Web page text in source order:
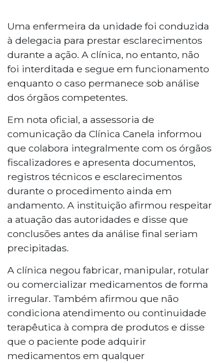
Uma enfermeira da unidade foi conduzida
à delegacia para prestar esclarecimentos
durante a ação. A clínica, no entanto, não
foi interditada e segue em funcionamento
enquanto o caso permanece sob análise
dos órgãos competentes.
Em nota oficial, a assessoria de
comunicação da Clínica Canela informou
que colabora integralmente com os órgãos
fiscalizadores e apresenta documentos,
registros técnicos e esclarecimentos
durante o procedimento ainda em
andamento. A instituição afirmou respeitar
a atuação das autoridades e disse que
conclusões antes da análise final seriam
precipitadas.
A clínica negou fabricar, manipular, rotular
ou comercializar medicamentos de forma
irregular. Também afirmou que não
condiciona atendimento ou continuidade
terapêutica à compra de produtos e disse
que o paciente pode adquirir
medicamentos em qualquer